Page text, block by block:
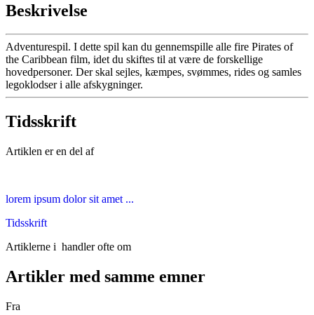
Beskrivelse
Adventurespil. I dette spil kan du gennemspille alle fire Pirates of
the Caribbean film, idet du skiftes til at være de forskellige
hovedpersoner. Der skal sejles, kæmpes, svømmes, rides og samles
legoklodser i alle afskygninger.
Tidsskrift
Artiklen er en del af
lorem ipsum dolor sit amet ...
Tidsskrift
Artiklerne i handler ofte om
Artikler med samme emner
Fra